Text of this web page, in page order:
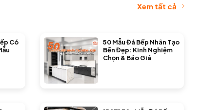
Xem tất cả
Có
50 Mẫu Đá Bếp Nhân Tạo
Bền Đẹp: Kinh Nghiệm
Chọn & Báo Giá